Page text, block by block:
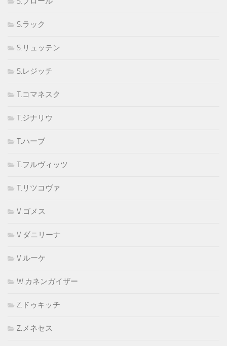
S.ラック
S.リュッテン
S.レジッチ
T.コマネスク
T.ジナリウ
T.ハーブ
T.フルヴィッツ
T.リツコヴァ
V.ゴメス
V.ダニリーナ
V.ルーケ
W.カネンガイザー
Z.ドゥキッチ
Z.メネセス